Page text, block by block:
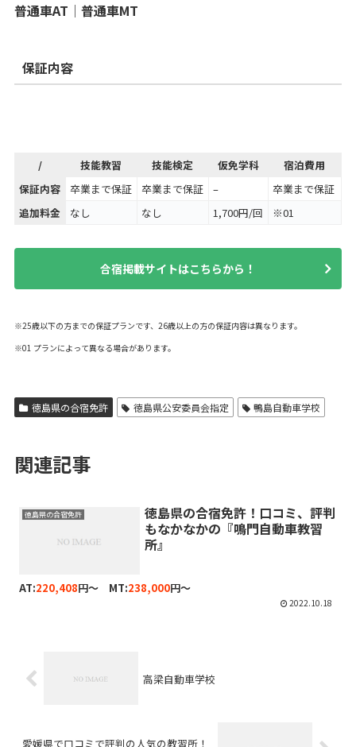
普通車AT│普通車MT
保証内容
/ 技能教習 技能検定 仮免学科
宿泊費用
保証内容
卒業まで保証 卒業まで保証 –
卒業まで保証
追加料金
なし なし 1,700円/回 ※01
合宿掲載サイトはこちらから！
※25歳以下の方までの保証プランです、26歳以上の方の保証内容は異なります。
※01 プランによって異なる場合があります。
徳島県の合宿免許 徳島県公安委員会指定 鴨島自動車学校
関連記事
徳島県の合宿免許
徳島県の合宿免許！口コミ、評判
もなかなかの『鳴門自動車教習
所』
AT:220,408円～ MT:238,000円～
2022.10.18
高梁自動車学校
愛媛県で口コミで評判の人気の教習所！